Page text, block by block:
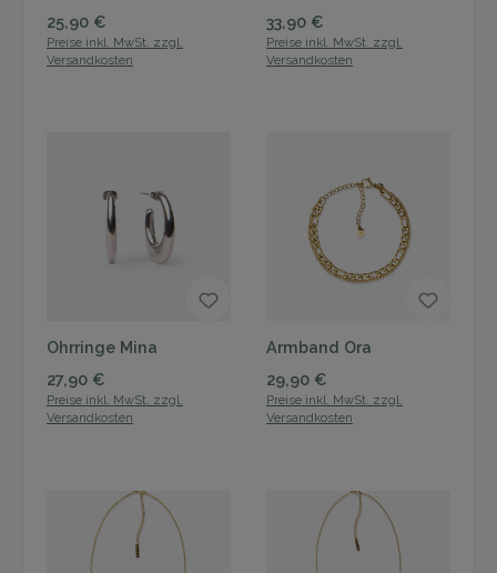
Regulärer Preis:
25,90 €
Preise inkl. MwSt. zzgl.
Versandkosten
Regulärer Preis:
33,90 €
Preise inkl. MwSt. zzgl.
Versandkosten
Ohrringe Mina
Regulärer Preis:
27,90 €
Preise inkl. MwSt. zzgl.
Versandkosten
Armband Ora
Regulärer Preis:
29,90 €
Preise inkl. MwSt. zzgl.
Versandkosten